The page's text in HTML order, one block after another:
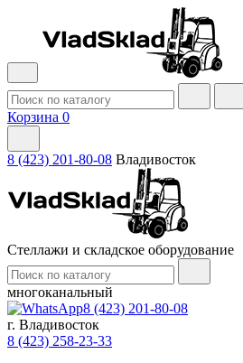
Корзина 0
8 (423) 201-80-08 Владивосток
Стеллажи и складское оборудование
многоканальный
8 (423) 201-80-08
г. Владивосток
8 (423) 258-23-33